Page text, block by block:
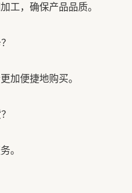
工，确保产品品质。
加便捷地购买。
。